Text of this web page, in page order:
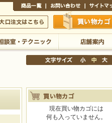
文はこちら 買い物かご
店舗案内
現在買い物カゴには
何も入っていません。